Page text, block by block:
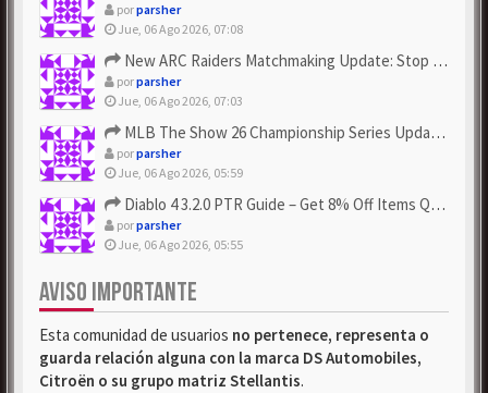
porparsher
Jue, 06 Ago 2026, 07:08
New ARC Raiders Matchmaking Update: Stop Failed - Grab Bluep...
porparsher
Jue, 06 Ago 2026, 07:03
MLB The Show 26 Championship Series Update! Get Cheap & ...
porparsher
Jue, 06 Ago 2026, 05:59
Diablo 4 3.2.0 PTR Guide – Get 8% Off Items Quickly to Test ...
porparsher
Jue, 06 Ago 2026, 05:55
AVISO IMPORTANTE
Esta comunidad de usuarios no pertenece, representa o
guarda relación alguna con la marca DS Automobiles,
Citroën o su grupo matriz Stellantis.